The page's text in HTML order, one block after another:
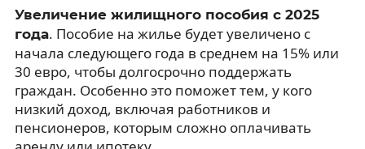
Увеличение жилищного пособия с 2025
года. Пособие на жилье будет увеличено с
начала следующего года в среднем на 15% или
30 евро, чтобы долгосрочно поддержать
граждан. Особенно это поможет тем, у кого
низкий доход, включая работников и
пенсионеров, которым сложно оплачивать